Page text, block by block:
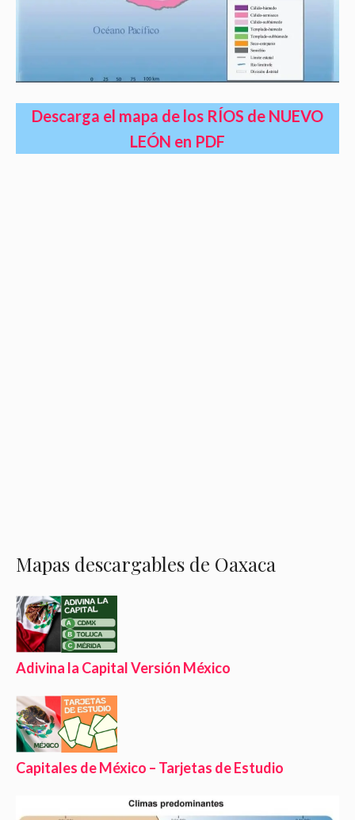
Descarga el mapa de los RÍOS de NUEVO
LEÓN en PDF
Mapas descargables de Oaxaca
Adivina la Capital Versión México
Capitales de México – Tarjetas de Estudio